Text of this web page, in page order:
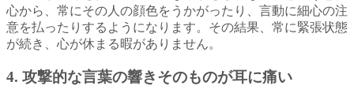
心から、常にその人の顔色をうかがったり、言動に細心の注
意を払ったりするようになります。その結果、常に緊張状態
が続き、心が休まる暇がありません。
4. 攻撃的な言葉の響きそのものが耳に痛い